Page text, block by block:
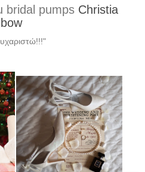
bridal pumpsElvira
made
υπέροχα γοβάκια!!! Έκαναν